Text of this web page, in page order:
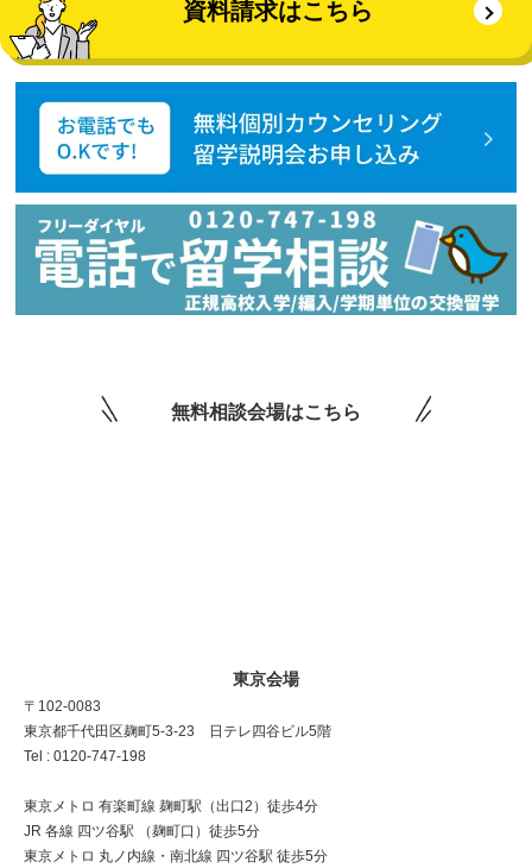
資料請求はこちら
無料相談会場はこちら
東京会場
〒102-0083
東京都千代田区麹町5-3-23 日テレ四谷ビル5階
Tel : 0120-747-198
東京メトロ 有楽町線 麹町駅（出口2）徒歩4分
JR 各線 四ツ谷駅 （麹町口）徒歩5分
東京メトロ 丸ノ内線・南北線 四ツ谷駅 徒歩5分